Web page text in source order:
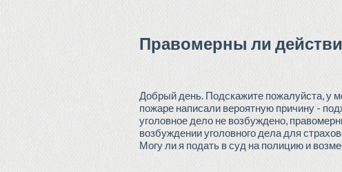
Правомерны ли
Добрый день. Подскажите пожалуйста, у
пожаре написали вероятную причину -
уголовное дело не возбуждено,
возбуждении уголовного дела для
Могу ли я подать в суд на полицию и